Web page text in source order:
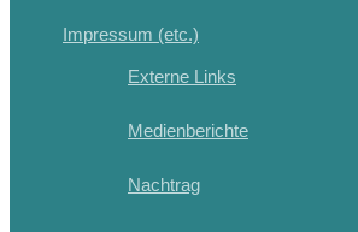
Impressum (etc.)
Externe Links
Medienberichte
Nachtrag